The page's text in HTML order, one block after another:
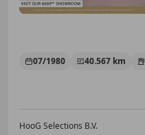
07/1980 40.567 km
HooG Selections B.V.